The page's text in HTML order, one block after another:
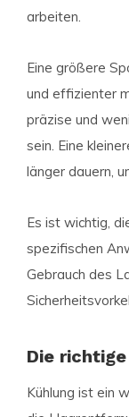
arbeiten.
Eine größere
und effizienter
präzise und
sein. Eine
länger dauern,
Es ist wichtig,
spezifischen
Gebrauch des
Die
Kühlung ist ein